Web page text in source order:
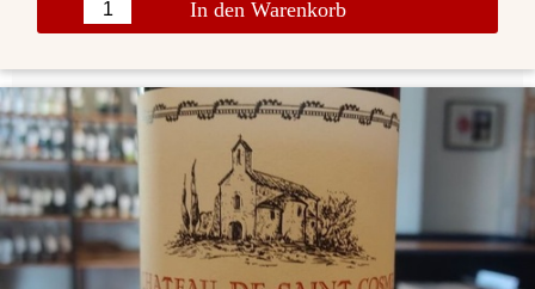
In den Warenkorb